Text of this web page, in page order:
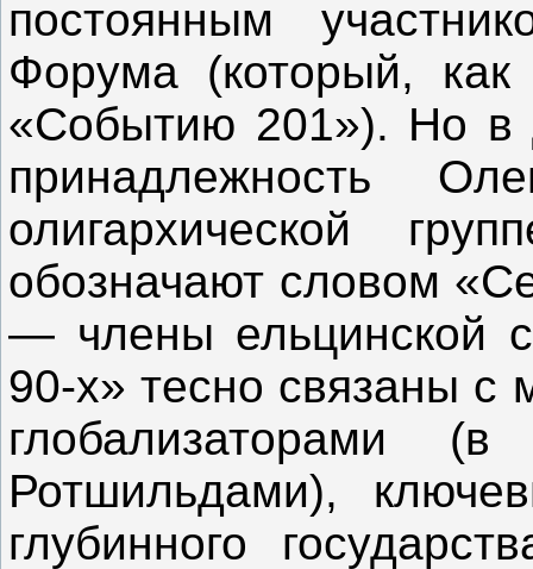
постоянным
Форума (который,
«Событию 201»). Но в
принадлежность
олигархической
обозначают словом
— члены ельцинской
90-х» тесно связаны
глобализаторами
Ротшильдами),
глубинного